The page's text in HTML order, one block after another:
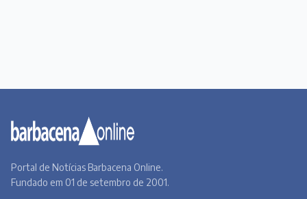
Portal de Notícias Barbacena Online.
Fundado em 01 de setembro de 2001.